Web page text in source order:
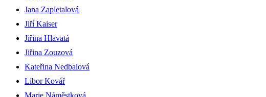
Jana Zapletalová
Jiří Kaiser
Jiřina Hlavatá
Jiřina Zouzová
Kateřina Nedbalová
Libor Kovář
Marie Náměstková